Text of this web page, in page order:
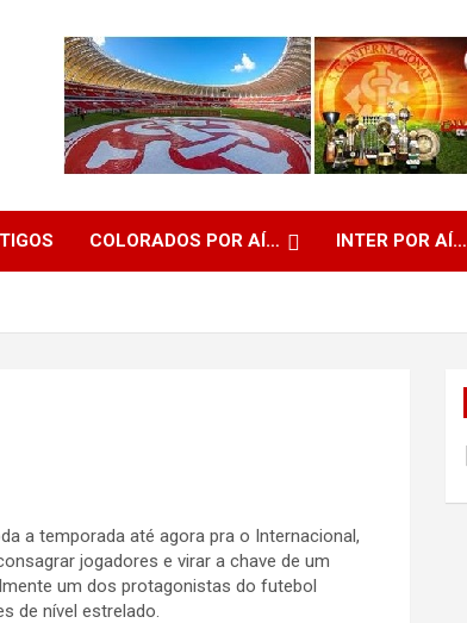
COLORADOS POR AÍ… INTER POR AÍ…
a temporada até agora pra o Internacional,
jogadores e virar a chave de um
um dos protagonistas do futebol
de nível estrelado.